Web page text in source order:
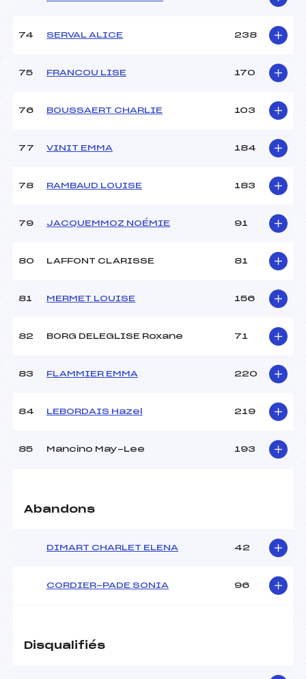
74 SERVAL ALICE 238
75 FRANCOU LISE 170
76 BOUSSAERT CHARLIE 103
77 VINIT EMMA 184
78 RAMBAUD LOUISE 183
79 JACQUEMMOZ NOÉMIE 91
80 LAFFONT CLARISSE 81
81 MERMET LOUISE 156
82 BORG DELEGLISE Roxane 71
83 FLAMMIER EMMA 220
84 LEBORDAIS Hazel 219
85 Mancino May-Lee 193
Abandons
DIMART CHARLET ELENA 42
CORDIER-PADE SONIA 96
Disqualifiés